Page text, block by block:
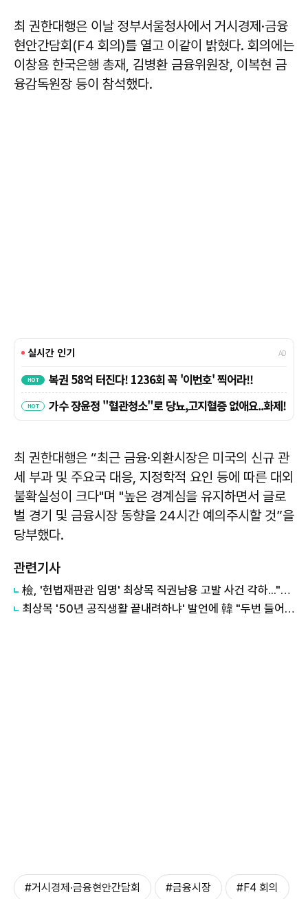
최 권한대행은 이날 정부서울청사에서 거시경제·금융
현안간담회(F4 회의)를 열고 이같이 밝혔다. 회의에는
이창용 한국은행 총재, 김병환 금융위원장, 이복현 금
융감독원장 등이 참석했다.
최 권한대행은 “최근 금융·외환시장은 미국의 신규 관
세 부과 및 주요국 대응, 지정학적 요인 등에 따른 대외
불확실성이 크다"며 "높은 경계심을 유지하면서 글로
벌 경기 및 금융시장 동향을 24시간 예의주시할 것”을
당부했다.
관련기사
檢, '헌법재판관 임명' 최상목 직권남용 고발 사건 각하..."헌법적 의무 이행"
최상목 '50년 공직생활 끝내려하냐' 발언에 韓 "두번 들어가 모두 만류전달"
#거시경제·금융현안간담회 #금융시장 #F4 회의